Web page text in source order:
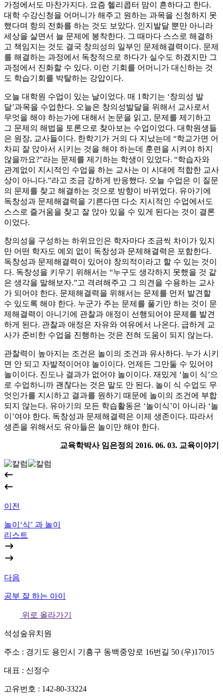
가정에서도 마찬가지다. 요즘 헬리콥터 맘이 흔하다고 한다.
대학 수강신청을 어머니가 해주고 원하는 과목을 신청하지 못
했다며 항의 전화를 하는 것도 보았다. 인지발달 뿐만 아니라
세상을 살면서 늘 문제에 봉착한다. 그 때마다 스스로 해결하
고 책임지는 것도 결국 창의성의 일부인 문제해결력이다. 문제
를 해결하는 과정에서 독창적으로 하다가 실수도 하겠지만 그
과정에서 진화할 수 있다. 이런 기회를 어머니가 대신하는 것
도 학습기회를 박탈하는 강압이다.
오늘 대학원 수업이 있는 날이었다. 매 1학기는 ‘창의성 발
달’과목을 수업한다. 오늘은 창의성발달을 위해서 교사로서
무엇을 해야 하는가에 대해서 논문을 읽고, 문제를 제기하고
그 문제의 해법을 토론으로 찾아보는 수업이었다. 대학원생들
은 원장, 교사들이다. 한학기가 거의 다 지났는데 “학교가면 어
차피 잘 앉아서 시키는 것을 해야 하는데 훈련을 시켜야 하지
않을까요?”라는 문제를 제기하는 학생이 있었다. “학습자와
관계없이 지시적인 수업을 하는 교사는 이 시대에 적합한 교사
상이 아니다.”라고 조금 강하게 반응했다. 오늘 수업은 이 질문
의 문제를 찾고 해결하는 것으로 방향이 바뀌었다. 유아기에
독창성과 문제해결력을 기른다면 다소 지시적인 수업에서도
스스로 즐거움을 찾고 잘 앉아 있을 수 있게 된다는 것이 결론
이었다.
창의성을 구성하는 하위요인은 학자마다 조금씩 차이가 있지
만 어떤 학자도 예외 없이 독창성과 문제해결력은 포함한다.
독창성과 문제해결력이 있어야 창의적이라고 할 수 있는 것이
다. 독창성을 키우기 위해서는 “누구도 생각하지 못했을 것 같
은 생각을 말해보자.”고 격려해주고 그 의견을 수용하는 교사
가 되어야 한다. 문제해결력을 위해서는 문제를 먼저 발견할
수 있도록 해야 한다. 누군가 주는 문제를 풀기만 하는 것이 문
제해결력이 아니기에 관찰과 애정이 선행되어야 문제를 발견
하게 된다. 관찰과 애정은 자유와 여유에서 나온다. 급하게 교
사가 준비한 수업을 진행하는 것은 전혀 도움이 되지 않는다.
관찰력이 높아지는 조건은 놀이의 조건과 유사하다. 누가 시키
면 안 되고 자발적이어야 놀이이다. 언제든 그만둘 수 있어야
놀이이다. 진도나 결과가 없어야 놀이이다. 재밌게 ‘놀이 식’으
로 수업하니까 괜찮다는 것은 말도 안 된다. 놀이 식 수업도 무
엇인가를 지시하고 결과를 원하기 때문에 놀이의 조건에 부합
되지 않는다. 유아기의 모든 학습활동은 ‘놀이식’이 아니라 ‘놀
이’여야 한다. 독창성과 문제해결력은 이제 생존이다. 따라서
생존을 위해서도 유아들은 놀이만 해야 한다.
교육학박사 임은정의 2016. 06. 03. 교육이야기
이전
놀이‘식’ 과 놀이
리스트
다음
공부 잘 하는 아이
위로 올라가기
석성숲유치원
주소 : 경기도 용인시 기흥구 동백중앙로 16번길 50 (우)17015
대표 : 신정수
고유번호 : 142-80-33224